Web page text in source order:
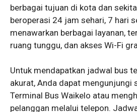
berbagai tujuan di kota dan
beroperasi 24 jam sehari, 7 hari
menawarkan berbagai layanan,
ruang tunggu, dan akses Wi-Fi
Untuk mendapatkan jadwal bus
akurat, Anda dapat mengunjungi
Terminal Bus Waikelo atau
pelanggan melalui telepon.